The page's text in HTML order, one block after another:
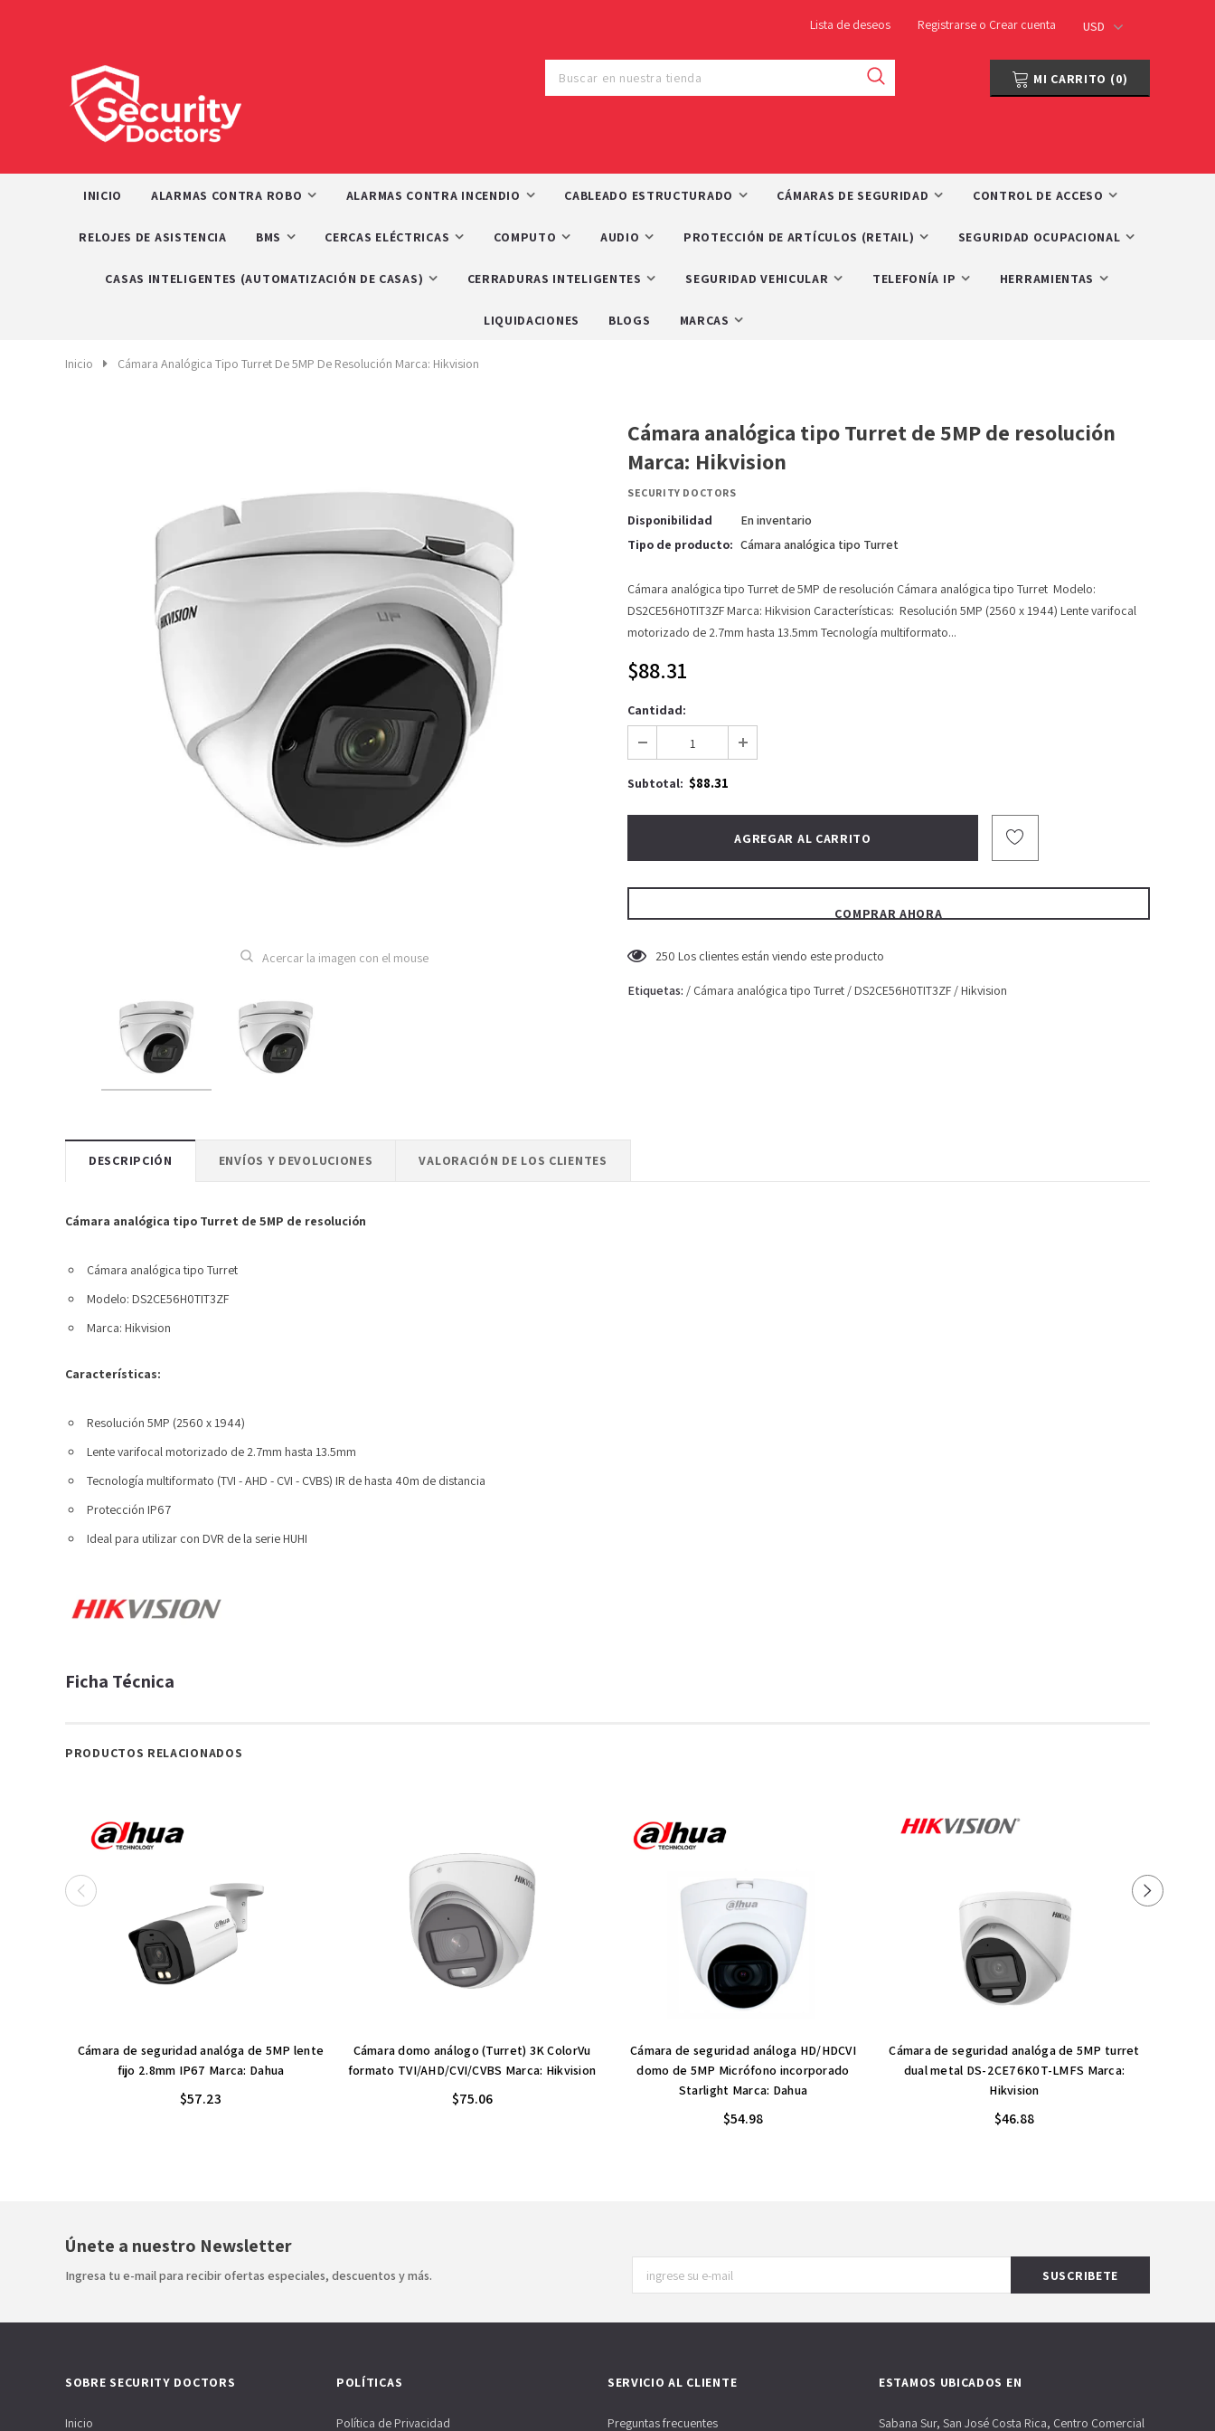
Lista de deseos Registrarse o Crear cuenta USD
MI CARRITO (0)
INICIO ALARMAS CONTRA ROBO ALARMAS CONTRA INCENDIO CABLEADO ESTRUCTURADO CÁMARAS DE SEGURIDAD CONTROL DE ACCESO
RELOJES DE ASISTENCIA BMS CERCAS ELÉCTRICAS COMPUTO AUDIO PROTECCIÓN DE ARTÍCULOS (RETAIL) SEGURIDAD OCUPACIONAL
CASAS INTELIGENTES (AUTOMATIZACIÓN DE CASAS) CERRADURAS INTELIGENTES SEGURIDAD VEHICULAR TELEFONÍA IP HERRAMIENTAS
LIQUIDACIONES BLOGS MARCAS
Inicio Cámara Analógica Tipo Turret De 5MP De Resolución Marca: Hikvision
Acercar la imagen con el mouse
Cámara analógica tipo Turret de 5MP de resolución
Marca: Hikvision
SECURITY DOCTORS
Disponibilidad
En inventario
Tipo de producto: Cámara analógica tipo Turret
Cámara analógica tipo Turret de 5MP de resolución Cámara analógica tipo Turret Modelo:
DS2CE56H0TIT3ZF Marca: Hikvision Características: Resolución 5MP (2560 x 1944) Lente varifocal
motorizado de 2.7mm hasta 13.5mm Tecnología multiformato...
$88.31
Cantidad:
Subtotal: $88.31
COMPRAR AHORA
250 Los clientes están viendo este producto
Etiquetas: / Cámara analógica tipo Turret / DS2CE56H0TIT3ZF / Hikvision
DESCRIPCIÓN ENVÍOS Y DEVOLUCIONES VALORACIÓN DE LOS CLIENTES
Cámara analógica tipo Turret de 5MP de resolución
Cámara analógica tipo Turret
Modelo: DS2CE56H0TIT3ZF
Marca: Hikvision
Características:
Resolución 5MP (2560 x 1944)
Lente varifocal motorizado de 2.7mm hasta 13.5mm
Tecnología multiformato (TVI - AHD - CVI - CVBS) IR de hasta 40m de distancia
Protección IP67
Ideal para utilizar con DVR de la serie HUHI
Ficha Técnica
PRODUCTOS RELACIONADOS
Cámara de seguridad analóga de 5MP lente
fijo 2.8mm IP67 Marca: Dahua
$57.23
Cámara domo análogo (Turret) 3K ColorVu
formato TVI/AHD/CVI/CVBS Marca: Hikvision
$75.06
Cámara de seguridad análoga HD/HDCVI
domo de 5MP Micrófono incorporado
Starlight Marca: Dahua
$54.98
Cámara de seguridad analóga de 5MP turret
dual metal DS-2CE76K0T-LMFS Marca:
Hikvision
$46.88
Únete a nuestro Newsletter
Ingresa tu e-mail para recibir ofertas especiales, descuentos y más.
SOBRE SECURITY DOCTORS
Inicio
POLÍTICAS
Política de Privacidad
SERVICIO AL CLIENTE
Preguntas frecuentes
ESTAMOS UBICADOS EN
Sabana Sur, San José Costa Rica, Centro Comercial